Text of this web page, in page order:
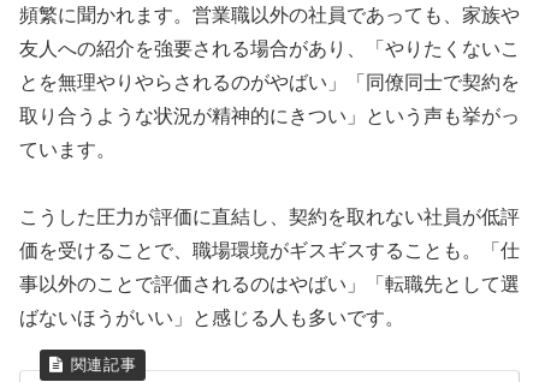
頻繁に聞かれます。営業職以外の社員であっても、家族や
友人への紹介を強要される場合があり、「やりたくないこ
とを無理やりやらされるのがやばい」「同僚同士で契約を
取り合うような状況が精神的にきつい」という声も挙がっ
ています。
こうした圧力が評価に直結し、契約を取れない社員が低評
価を受けることで、職場環境がギスギスすることも。「仕
事以外のことで評価されるのはやばい」「転職先として選
ばないほうがいい」と感じる人も多いです。